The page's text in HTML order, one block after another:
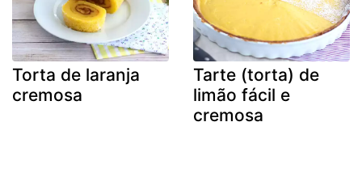
Torta de laranja
cremosa
Tarte (torta) de
limão fácil e
cremosa